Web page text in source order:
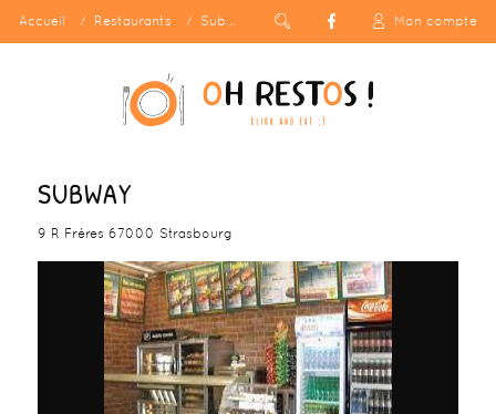
Accueil Restaurants Subway Mon compte
SUBWAY
9 R Frères 67000 Strasbourg